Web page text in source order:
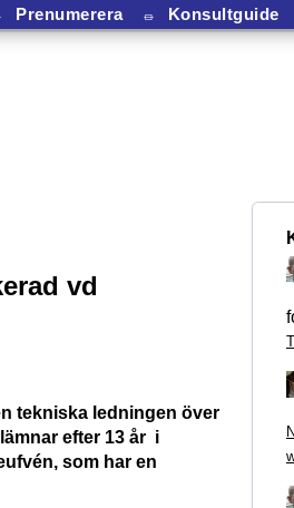
Prenumerera ⏛ Konsultguide
vd
tekniska ledningen över
efter 13 år i
som har en